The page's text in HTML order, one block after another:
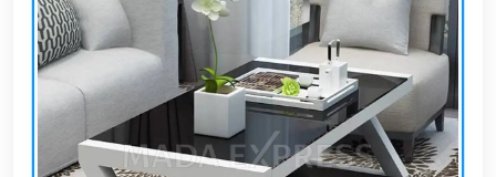
مرورية
خزانات
مياه
أثاث